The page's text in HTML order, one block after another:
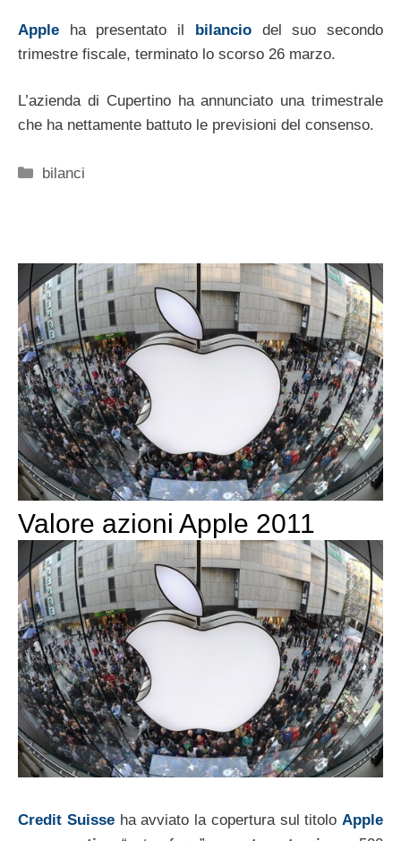
Apple ha presentato il bilanciodel suo secondo
trimestre fiscale, terminato lo scorso 26 marzo.
L’azienda di Cupertino ha annunciato una trimestrale
che ha nettamente battuto le previsioni del consenso.
Categorie
bilanci
Valore azioni Apple 2011
Credit Suisseha avviato la copertura sul titolo Apple